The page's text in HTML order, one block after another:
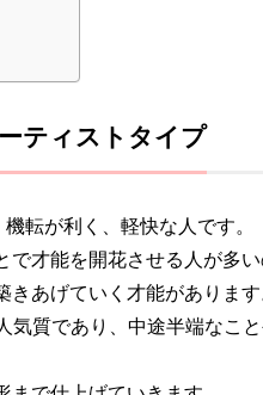
ティストタイプ
転が利く、軽快な人です。
才能を開花させる人が多い
あげていく才能があります
質であり、中途半端なこ